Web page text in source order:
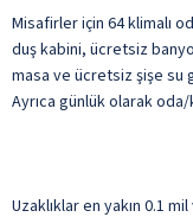
Misafirler için 64 klimalı
duş kabini, ücretsiz
masa ve ücretsiz şişe su
Ayrıca günlük olarak
Uzaklıklar en yakın 0.1